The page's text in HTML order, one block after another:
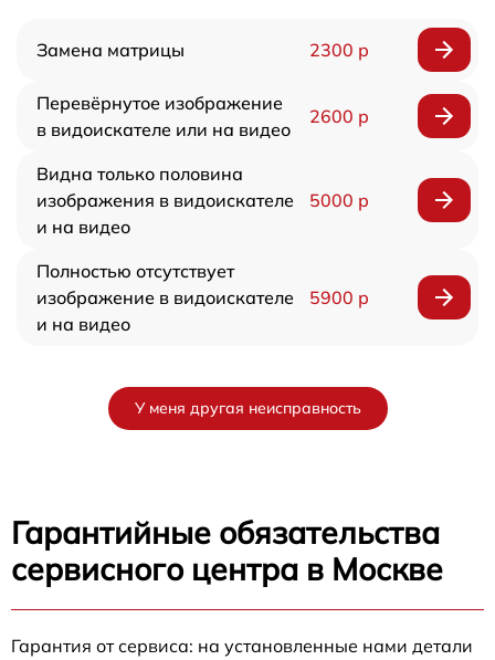
Замена матрицы 2300 р
Перевёрнутое изображение
в видоискателе или на видео
2600 р
Видна только половина
изображения в видоискателе
и на видео
5000 р
Полностью отсутствует
изображение в видоискателе
и на видео
5900 р
У меня другая неисправность
Гарантийные обязательства
сервисного центра в Москве
Гарантия от сервиса: на установленные нами детали